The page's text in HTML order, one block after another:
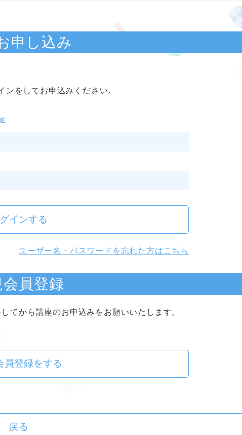
申し込み
ンをしてお申込みください。
インする
ユーザー名・パスワードを忘れた方はこちら
会員登録
てから講座のお申込みをお願いいたします。
員登録をする
戻る